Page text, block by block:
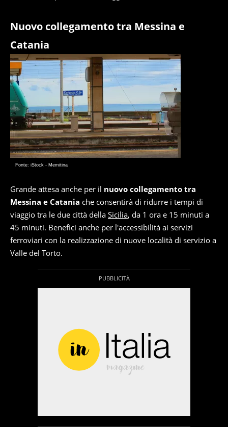
Nuovo collegamento tra Messina e
Catania
Fonte: iStock - Memitina
Grande attesa anche per il nuovo collegamento tra
Messina e Catania che consentirà di ridurre i tempi di
viaggio tra le due città della Sicilia, da 1 ora e 15 minuti a
45 minuti. Benefici anche per l'accessibilità ai servizi
ferroviari con la realizzazione di nuove località di servizio a
Valle del Torto.